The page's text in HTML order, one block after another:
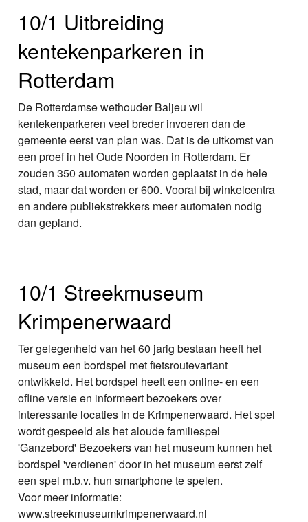
10/1 Uitbreiding
kentekenparkeren in
Rotterdam
De Rotterdamse wethouder Baljeu wil
kentekenparkeren veel breder invoeren dan de
gemeente eerst van plan was. Dat is de uitkomst van
een proef in het Oude Noorden in Rotterdam. Er
zouden 350 automaten worden geplaatst in de hele
stad, maar dat worden er 600. Vooral bij winkelcentra
en andere publiekstrekkers meer automaten nodig
dan gepland.
10/1 Streekmuseum
Krimpenerwaard
Ter gelegenheid van het 60 jarig bestaan heeft het
museum een bordspel met fietsroutevariant
ontwikkeld. Het bordspel heeft een online- en een
ofline versie en informeert bezoekers over
interessante locaties in de Krimpenerwaard. Het spel
wordt gespeeld als het aloude familiespel
'Ganzebord' Bezoekers van het museum kunnen het
bordspel 'verdienen' door in het museum eerst zelf
een spel m.b.v. hun smartphone te spelen.
Voor meer informatie:
www.streekmuseumkrimpenerwaard.nl